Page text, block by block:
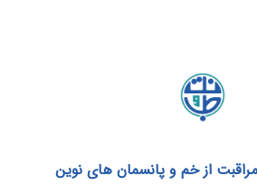
از خم و پانسمان های نوین